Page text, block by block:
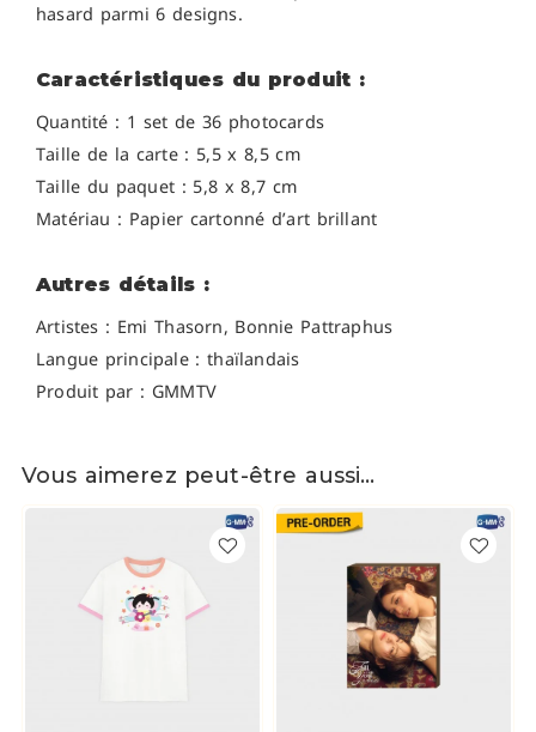
hasard parmi 6 designs.
Caractéristiques du produit :
Quantité : 1 set de 36 photocards
Taille de la carte : 5,5 x 8,5 cm
Taille du paquet : 5,8 x 8,7 cm
Matériau : Papier cartonné d’art brillant
Autres détails :
Artistes : Emi Thasorn, Bonnie Pattraphus
Langue principale : thaïlandais
Produit par : GMMTV
Vous aimerez peut-être aussi…